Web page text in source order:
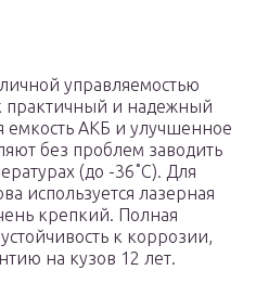
управляемостью
практичный и надежный
емкость АКБ и улучшенное
без проблем заводить
(до -36˚С). Для
используется лазерная
крепкий. Полная
к коррозии,
на кузов 12 лет.